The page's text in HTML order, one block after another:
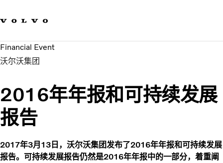
可持续发展
Financial Event
沃尔沃集团
2016年年报和可持续发展
报告
2017年3月13日，沃尔沃集团发布了2016年年报和可持续发展
报告。可持续发展报告仍然是2016年年报中的一部分，着重阐